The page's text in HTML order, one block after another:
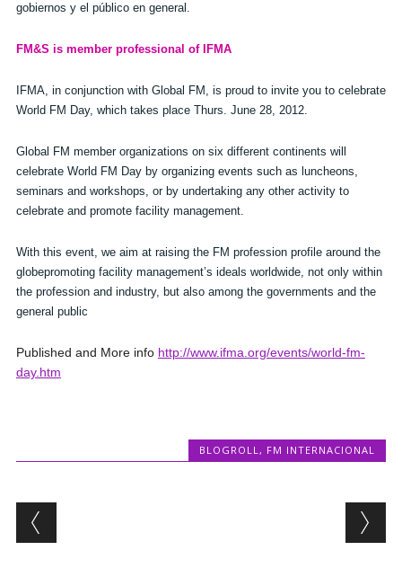
gobiernos y el público en general.
FM&S is member professional of IFMA
IFMA, in conjunction with Global FM, is proud to invite you to celebrate
World FM Day, which takes place Thurs. June 28, 2012.
Global FM member organizations on six different continents will
celebrate World FM Day by organizing events such as luncheons,
seminars and workshops, or by undertaking any other activity to
celebrate and promote facility management.
With this event, we aim at raising the FM profession profile around the
globepromoting facility management’s ideals worldwide, not only within
the profession and industry, but also among the governments and the
general public
Published and More info http://www.ifma.org/events/world-fm-
day.htm
BLOGROLL, FM INTERNACIONAL
Post navigation